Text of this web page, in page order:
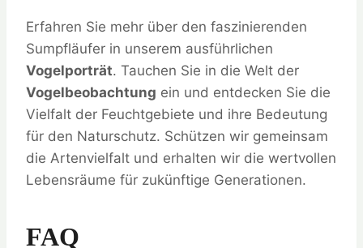
Erfahren Sie mehr über den faszinierenden
Sumpfläufer in unserem ausführlichen
Vogelporträt. Tauchen Sie in die Welt der
Vogelbeobachtung ein und entdecken Sie die
Vielfalt der Feuchtgebiete und ihre Bedeutung
für den Naturschutz. Schützen wir gemeinsam
die Artenvielfalt und erhalten wir die wertvollen
Lebensräume für zukünftige Generationen.
FAQ